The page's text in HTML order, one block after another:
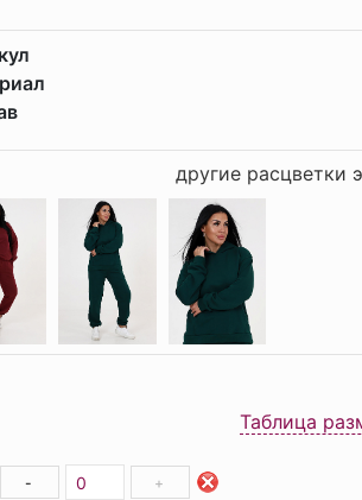
другие расцветки
Таблица
- +